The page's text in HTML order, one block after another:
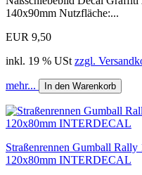
140x90mm Nutzfläche:...
EUR 9,50
inkl. 19 % USt zzgl.
mehr... In den Warenkorb
Straßenrennen Gumball
120x80mm INTERDECAL